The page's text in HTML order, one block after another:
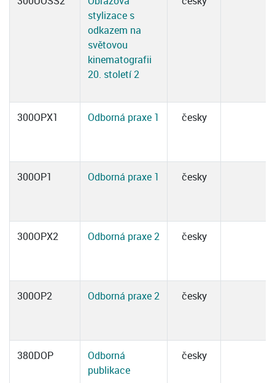
stylizace s
odkazem na
světovou
kinematografii
20. století 2
300OPX1 Odborná praxe 1 česky
300OP1 Odborná praxe 1 česky
300OPX2 Odborná praxe 2 česky
300OP2 Odborná praxe 2 česky
380DOP
Odborná
publikace
česky